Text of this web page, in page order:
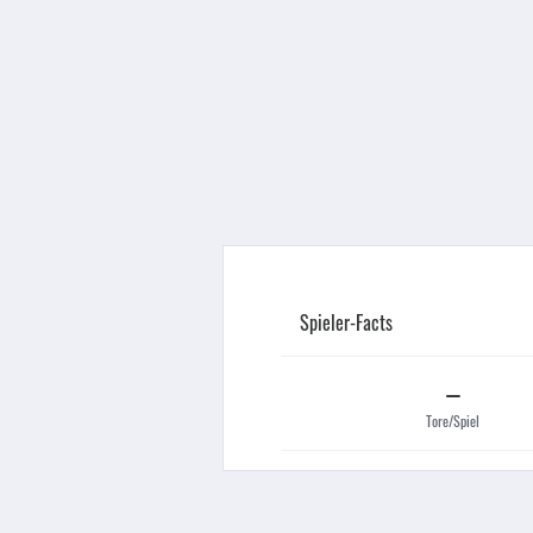
Spieler-Facts
–
Tore/Spiel